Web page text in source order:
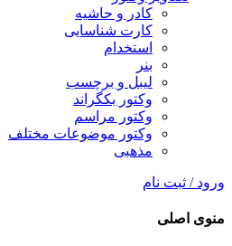
کادر و حاشیه
کارت شناسایی
استخدام
بنر
لیبل و برچسب
وکتور بکگراند
وکتور مراسم
وکتور موضوعات مختلف
مذهبی
ورود / ثبت نام
منوی اصلی